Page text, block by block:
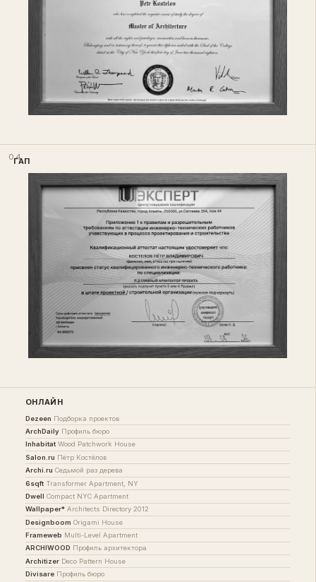
ГАП
04
ОНЛАЙН
Dezeen Подборка проектов
ArchDaily Профиль бюро
Inhabitat Wood Patchwork House
Salon.ru Пётр Костёлов
Archi.ru Седьмой раз дерева
6sqft Transformer Apartment, NY
Dwell Compact NYC Apartment
Wallpaper* Architects Directory 2012
Designboom Origami House
Frameweb Multi-Level Apartment
ARCHIWOOD Профиль архитектора
Architizer Deco Pattern House
Divisare Профиль бюро